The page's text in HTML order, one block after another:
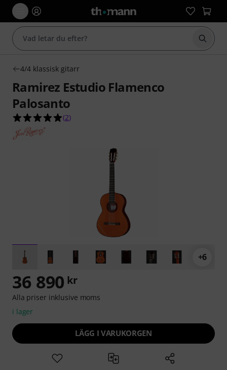
Börja
4/4 klassisk gitarr
Ramirez Estudio Flamenco
Palosanto
5.0 av 5 stjärnor från 2 kundbetyg
(2)
+6
36 890 kr
Alla priser inklusive moms
i lager
LÄGG I VARUKORGEN